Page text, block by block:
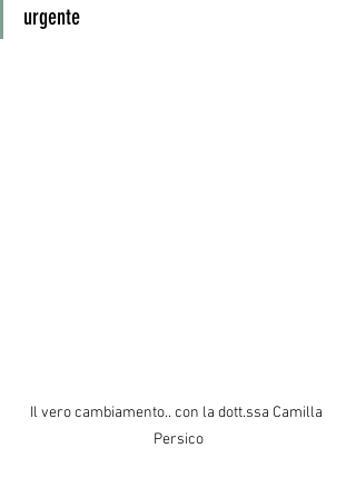
urgente
Il vero cambiamento.. con la dott.ssa Camilla
Persico